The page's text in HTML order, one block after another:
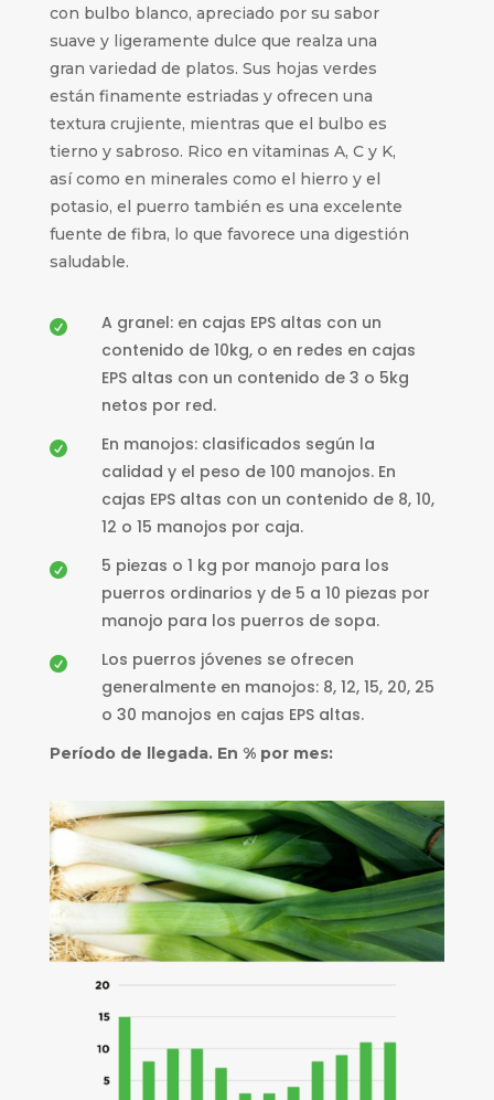
con bulbo blanco, apreciado por su sabor
suave y ligeramente dulce que realza una
gran variedad de platos. Sus hojas verdes
están finamente estriadas y ofrecen una
textura crujiente, mientras que el bulbo es
tierno y sabroso. Rico en vitaminas A, C y K,
así como en minerales como el hierro y el
potasio, el puerro también es una excelente
fuente de fibra, lo que favorece una digestión
saludable.

A granel: en cajas EPS altas con un
contenido de 10kg, o en redes en cajas
EPS altas con un contenido de 3 o 5kg
netos por red.

En manojos: clasificados según la
calidad y el peso de 100 manojos. En
cajas EPS altas con un contenido de 8, 10,
12 o 15 manojos por caja.

5 piezas o 1 kg por manojo para los
puerros ordinarios y de 5 a 10 piezas por
manojo para los puerros de sopa.

Los puerros jóvenes se ofrecen
generalmente en manojos: 8, 12, 15, 20, 25
o 30 manojos en cajas EPS altas.
Período de llegada. En % por mes: